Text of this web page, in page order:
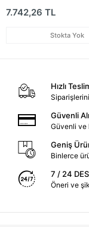
7.742,26 TL
Stokta Yok
Hızlı
Güvenli
Güvenli ve
Geniş
Binlerce
7 / 24
Öneri ve